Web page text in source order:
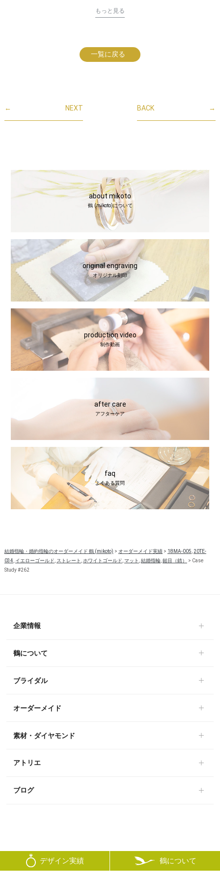
デザイン実績 鶴について
もっと見る
一覧に戻る
← NEXT →
BACK
about mikoto
鶴 (mikoto)について
original engraving
オリジナル刻印
production video
制作動画
after care
アフターケア
faq
よくある質問
結婚指輪・婚約指輪のオーダーメイド 鶴 (mikoto) > オーダーメイド実績> 18MA-005 20TE-
034 イエローゴールド ストレート ホワイトゴールド マット 結婚指輪, 鎚目（錆） > Case
Study #262
企業情報
鶴について
ブライダル
オーダーメイド
素材・ダイヤモンド
アトリエ
ブログ